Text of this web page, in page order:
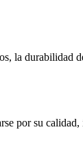
la durabilidad
por su